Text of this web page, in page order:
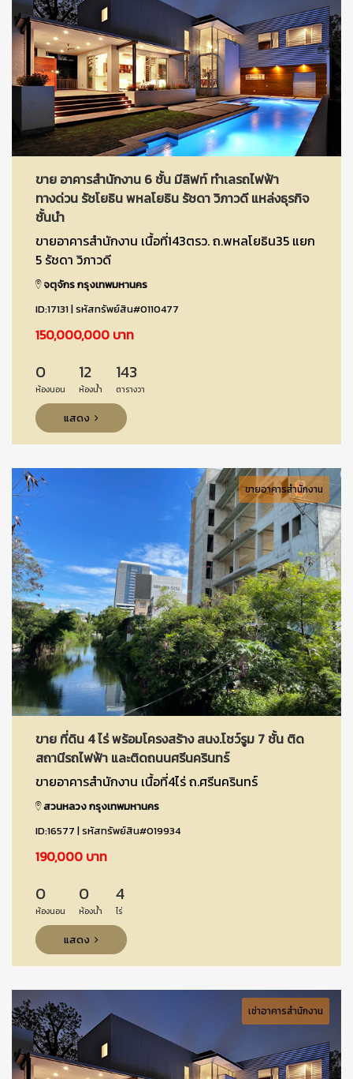
ขาย อาคารสำนักงาน 6 ชั้น มีลิฟท์ ทำเลรถไฟฟ้า
ทางด่วน รัชโยธิน พหลโยธิน รัชดา วิภาวดี แหล่งธุรกิจ
ชั้นนำ
ขายอาคารสำนักงาน เนื้อที่143ตรว. ถ.พหลโยธิน35 แยก
5 รัชดา วิภาวดี
จตุจักร กรุงเทพมหานคร
ID:17131 | รหัสทรัพย์สิน#0110477
150,000,000 บาท
0
ห้องนอน
12
ห้องน้ำ
143
ตารางวา
แสดง
ขายอาคารสำนักงาน
ขาย ที่ดิน 4 ไร่ พร้อมโครงสร้าง สนง.โชว์รูม 7 ชั้น ติด
สถานีรถไฟฟ้า และติดถนนศรีนครินทร์
ขายอาคารสำนักงาน เนื้อที่4ไร่ ถ.ศรีนครินทร์
สวนหลวง กรุงเทพมหานคร
ID:16577 | รหัสทรัพย์สิน#019934
190,000 บาท
0
ห้องนอน
0
ห้องน้ำ
4
ไร่
แสดง
เช่าอาคารสำนักงาน